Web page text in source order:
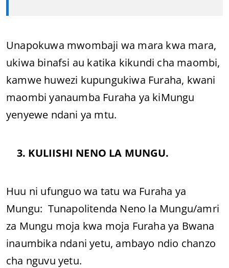
Unapokuwa mwombaji wa mara kwa mara,
ukiwa binafsi au katika kikundi cha maombi,
kamwe huwezi kupungukiwa Furaha, kwani
maombi yanaumba Furaha ya kiMungu
yenyewe ndani ya mtu.
3. KULIISHI NENO LA MUNGU.
Huu ni ufunguo wa tatu wa Furaha ya
Mungu: Tunapolitenda Neno la Mungu/amri
za Mungu moja kwa moja Furaha ya Bwana
inaumbika ndani yetu, ambayo ndio chanzo
cha nguvu yetu.